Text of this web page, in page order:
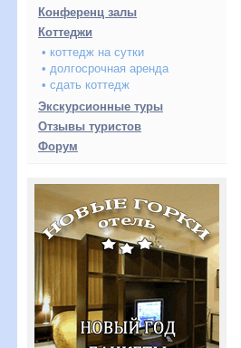
Конференц залы
Коттеджи
• коттедж на сутки
• долгосрочная аренда
• сдать коттедж
Экскурсионные туры
Отзывы туристов
Форум